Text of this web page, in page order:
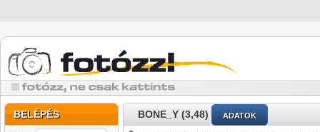
BELÉPÉS BONE_Y (3,48) ADATOK